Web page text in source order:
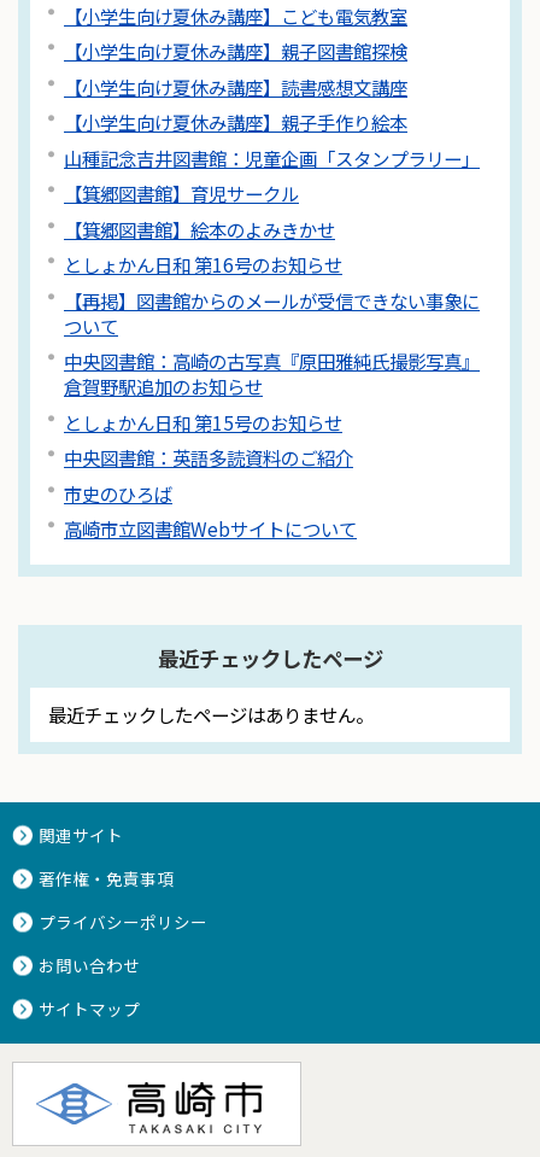
【小学生向け夏休み講座】こども電気教室
【小学生向け夏休み講座】親子図書館探検
【小学生向け夏休み講座】読書感想文講座
【小学生向け夏休み講座】親子手作り絵本
山種記念吉井図書館：児童企画「スタンプラリー」
【箕郷図書館】育児サークル
【箕郷図書館】絵本のよみきかせ
としょかん日和 第16号のお知らせ
【再掲】図書館からのメールが受信できない事象に
ついて
中央図書館：高崎の古写真『原田雅純氏撮影写真』
倉賀野駅追加のお知らせ
としょかん日和 第15号のお知らせ
中央図書館：英語多読資料のご紹介
市史のひろば
高崎市立図書館Webサイトについて
最近チェックしたページ
最近チェックしたページはありません。
関連サイト
著作権・免責事項
プライバシーポリシー
お問い合わせ
サイトマップ